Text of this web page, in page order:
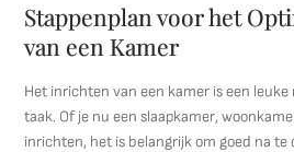
Stappenplan voor het
van een Kamer
Het inrichten van een kamer is een
taak. Of je nu een slaapkamer,
inrichten, het is belangrijk om goed na te